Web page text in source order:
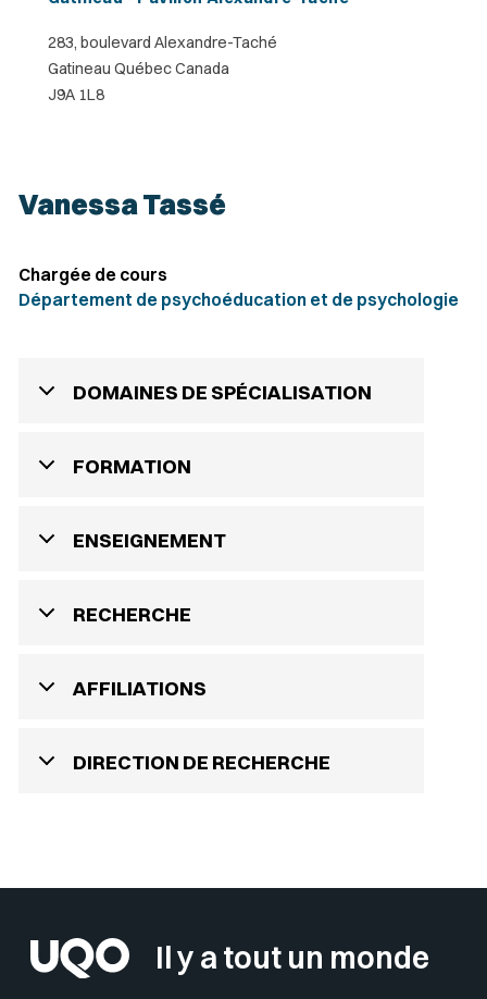
283, boulevard Alexandre-Taché
Gatineau Québec Canada
J9A 1L8
Vanessa Tassé
Chargée de cours
Département de psychoéducation et de psychologie
DOMAINES DE SPÉCIALISATION
FORMATION
ENSEIGNEMENT
RECHERCHE
AFFILIATIONS
DIRECTION DE RECHERCHE
Il y a tout un monde